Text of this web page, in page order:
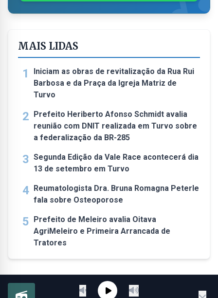
MAIS LIDAS
1
Iniciam as obras de revitalização da Rua Rui
Barbosa e da Praça da Igreja Matriz de
Turvo
2 Prefeito Heriberto Afonso Schmidt avalia
reunião com DNIT realizada em Turvo sobre
a federalização da BR-285
3 Segunda Edição da Vale Race acontecerá dia
13 de setembro em Turvo
4 Reumatologista Dra. Bruna Romagna Peterle
fala sobre Osteoporose
5 Prefeito de Meleiro avalia Oitava
AgriMeleiro e Primeira Arrancada de
Tratores